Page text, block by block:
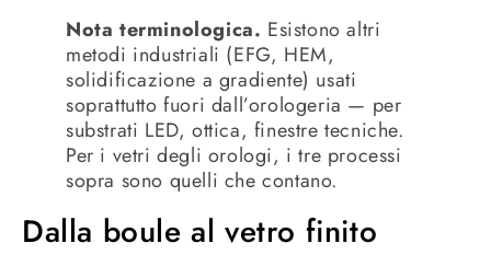
Nota terminologica. Esistono altri
metodi industriali (EFG, HEM,
solidificazione a gradiente) usati
soprattutto fuori dall’orologeria — per
substrati LED, ottica, finestre tecniche.
Per i vetri degli orologi, i tre processi
sopra sono quelli che contano.
Dalla boule al vetro finito